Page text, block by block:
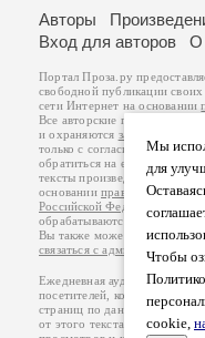
Мы
для
Чтобы
cookie,
Авторы
Вход для авторов
О
Портал Проза.ру
свободной публикации
сети Интернет на основании
Все авторские права на
и охраняются законом
.
только с согласия его
обратиться на его авторской
тексты произведений авторы
основанииправил
Российской Федерации
обрабатываются на
Вы также можете
связаться с администрацией
Ежедневная аудитория
посетителей, которые в
страниц по данным счетчика
от этого текста. В каждой